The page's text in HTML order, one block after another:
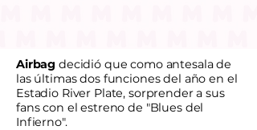
Airbag decidió que como antesala de
las últimas dos funciones del año en el
Estadio River Plate, sorprender a sus
fans con el estreno de "Blues del
Infierno".